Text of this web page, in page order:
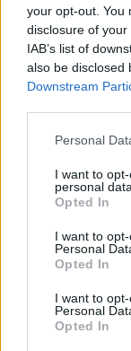
your opt-out. You
disclosure of
IAB’s list of
also be disclosed
Downstream
Please note that
not limited to
grant or deny
use your data for
consent section.
Personal
I want to
personal data.
Opted In
I want to
Personal
Opted In
I want to
Personal
Opted In
Egészségügy